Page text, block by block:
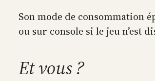
Son mode de consommation
ou sur console si le jeu n’est
Et vous ?